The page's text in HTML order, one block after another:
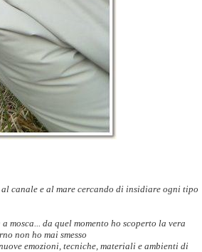
canale e al mare cercando di insidiare ogni tipo
mosca... da quel momento ho scoperto la vera
non ho mai smesso
emozioni, tecniche, materiali e ambienti di